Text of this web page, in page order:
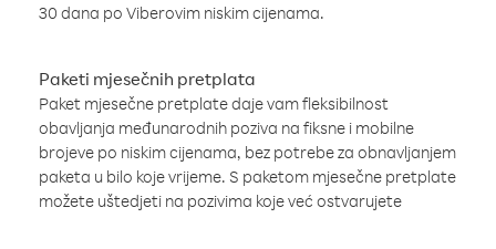
30 dana po Viberovim niskim cijenama.
Paketi mjesečnih pretplata
Paket mjesečne pretplate daje vam fleksibilnost
obavljanja međunarodnih poziva na fiksne i mobilne
brojeve po niskim cijenama, bez potrebe za obnavljanjem
paketa u bilo koje vrijeme. S paketom mjesečne pretplate
možete uštedjeti na pozivima koje već ostvarujete